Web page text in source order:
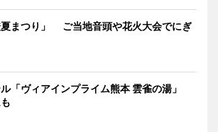
夏まつり」 ご当地音頭や花火大会でにぎ
「ヴィアインプライム熊本 雲雀の湯」